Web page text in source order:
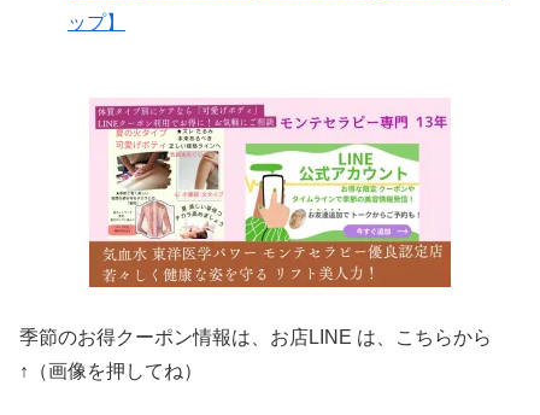
ップ】
季節のお得クーポン情報は、お店LINE は、こちらから
↑（画像を押してね）